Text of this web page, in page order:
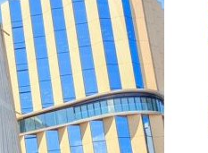
夏の頭痛におすすめのドリ
ンク！